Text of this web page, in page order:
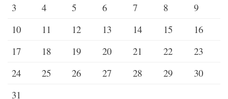
ョ
ン
3
4 5 6 7 8
9
10
11 12 13 14 15
16
17
18 19 20 21 22
23
24
25 26 27 28 29
30
31